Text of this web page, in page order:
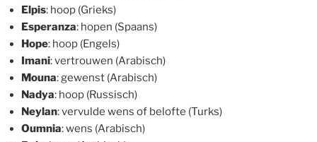
Elpis: hoop (Grieks)
Esperanza: hopen (Spaans)
Hope: hoop (Engels)
Imani: vertrouwen (Arabisch)
Mouna: gewenst (Arabisch)
Nadya: hoop (Russisch)
Neylan: vervulde wens of belofte (Turks)
Oumnia: wens (Arabisch)